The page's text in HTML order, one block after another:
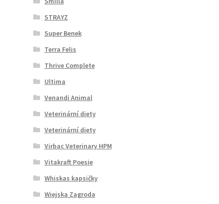
STRAYZ
Super Benek
Terra Felis
Thrive Complete
Ultima
Venandi Animal
Veterinární diety
Veterinární diety
Virbac Veterinary HPM
Vitakraft Poesie
Whiskas kapsičky
Wiejska Zagroda